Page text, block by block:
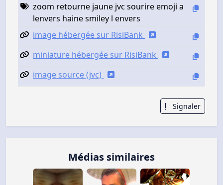
zoom retourne jaune jvc sourire emoji a
lenvers haine smiley l envers
image hébergée sur RisiBank
miniature hébergée sur RisiBank
image source (jvc)
Signaler
Médias similaires